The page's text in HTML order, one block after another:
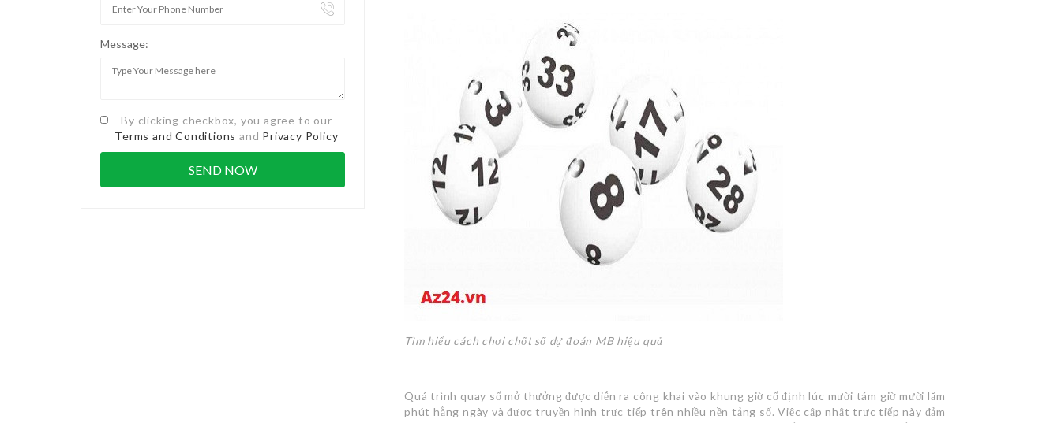
Message:
By clicking checkbox, you agree to our
Terms and Conditions and Privacy Policy
Tìm hiểu cách chơi chốt số dự đoán MB hiệu quả
Quá trình quay số mở thưởng được diễn ra công khai vào khung giờ cố định lúc mười tám giờ mười lăm
phút hằng ngày và được truyền hình trực tiếp trên nhiều nền tảng số. Việc cập nhật trực tiếp này đảm